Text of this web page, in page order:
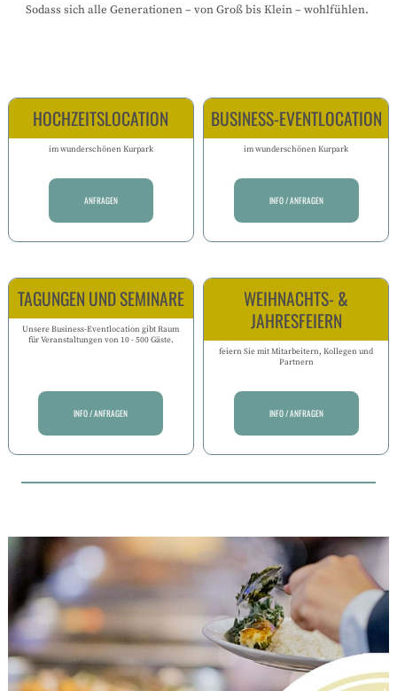
Sodass sich alle Generationen – von Groß bis Klein – wohlfühlen.
HOCHZEITSLOCATION
im wunderschönen Kurpark
ANFRAGEN
BUSINESS-EVENTLOCATION
im wunderschönen Kurpark
INFO / ANFRAGEN
TAGUNGEN UND SEMINARE
Unsere Business-Eventlocation gibt Raum
für Veranstaltungen von 10 - 500 Gäste.
INFO / ANFRAGEN
WEIHNACHTS- &
JAHRESFEIERN
feiern Sie mit Mitarbeitern, Kollegen und
Partnern
INFO / ANFRAGEN